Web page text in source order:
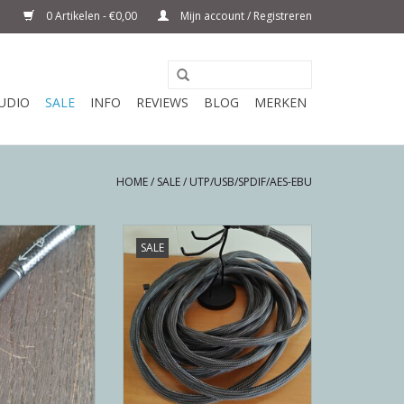
0 Artikelen - €0,00 Mijn account / Registreren
SALE INFO REVIEWS BLOG MERKEN
HOME/ SALE/ UTP/USB/SPDIF/AES-EBU
voor analoog
transporteren
is kritisch. Je
dan je lief is.
WINKELWAGEN
SALE
Superutp beschikbaar in 5m en
8m.
TOEVOEGEN AAN WINKELWAGEN